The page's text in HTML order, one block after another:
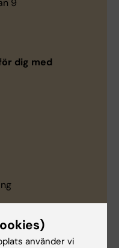
9
dig med
använder vi